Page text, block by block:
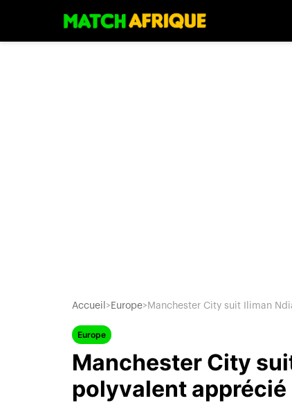
Accueil > Europe> Manchester City suit Iliman
Europe
Manchester City
polyvalent apprécié